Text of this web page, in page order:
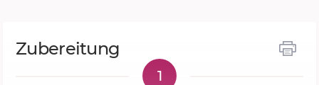
Zubereitung
1